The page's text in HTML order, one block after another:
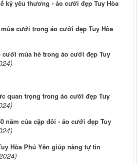
kỷ yêu thương - áo cưới đẹp Tuy Hòa
cưới trong áo cưới đẹp Tuy Hòa
cưới mùa hè trong áo cưới đẹp Tuy
quan trọng trong áo cưới đẹp Tuy
năm của cặp đôi - áo cưới đẹp Tuy
Hòa Phú Yên giúp nàng tự tin